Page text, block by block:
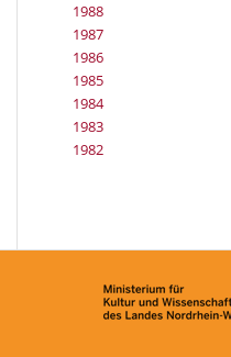
1988
1987
1986
1985
1984
1983
1982